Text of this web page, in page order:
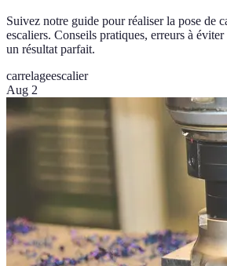
Suivez notre guide pour réaliser la pose de
escaliers. Conseils pratiques, erreurs à
un résultat parfait.
carrelageescalier
Aug 2